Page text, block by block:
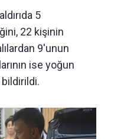
5
22 kişinin
9'unun
ise yoğun
bildirildi.